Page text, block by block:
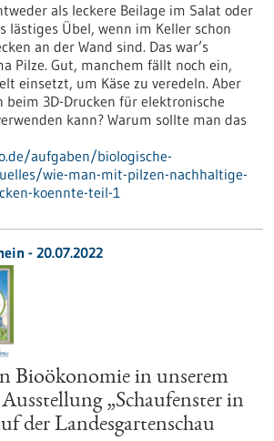
als leckere Beilage im Salat oder
lästiges Übel, wenn im Keller schon
an der Wand sind. Das war’s
Pilze. Gut, manchem fällt noch ein,
einsetzt, um Käse zu veredeln. Aber
beim 3D-Drucken für elektronische
kann? Warum sollte man das
aufgaben/biologische-
wie-man-mit-pilzen-nachhaltige-
koennte-teil-1
- 20.07.2022
Bioökonomie in unserem
„Schaufenster in
der Landesgartenschau